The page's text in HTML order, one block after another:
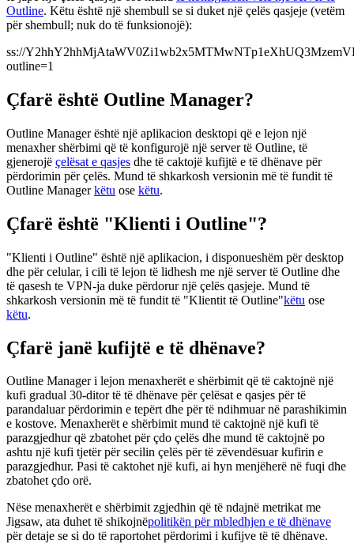
Outline. Këtu është një shembull se si duket një çelës qasjeje (vetëm
për shembull; nuk do të funksionojë):
ss://
outline=1
Çfarë është Outline Manager?
Outline Manager është një aplikacion desktopi që e lejon një
menaxher shërbimi që të konfigurojë një server të Outline, të
gjenerojë çelësat e qasjes dhe të caktojë kufijtë e të dhënave për
përdorimin për çelës. Mund të shkarkosh versionin më të fundit të
Outline Managerkëtu ose këtu.
Çfarë është "Klienti i Outline"?
"Klienti i Outline" është një aplikacion, i disponueshëm për desktop
dhe për celular, i cili të lejon të lidhesh me një server të Outline dhe
të qasesh te VPN-ja duke përdorur një çelës qasjeje. Mund të
shkarkosh versionin më të fundit të "Klientit të Outline"këtu ose
këtu.
Çfarë janë kufijtë e të dhënave?
Outline Manager i lejon menaxherët e shërbimit që të caktojnë një
kufi gradual 30-ditor të të dhënave për çelësat e qasjes për të
parandaluar përdorimin e tepërt dhe për të ndihmuar në parashikimin
e kostove. Menaxherët e shërbimit mund të caktojnë një kufi të
parazgjedhur që zbatohet për çdo çelës dhe mund të caktojnë po
ashtu një kufi tjetër për secilin çelës për të zëvendësuar kufirin e
parazgjedhur. Pasi të caktohet një kufi, ai hyn menjëherë në fuqi dhe
zbatohet çdo orë.
Nëse menaxherët e shërbimit zgjedhin që të ndajnë metrikat me
Jigsaw, ata duhet të shikojnëpolitikën për mbledhjen e të dhënave
për detaje se si do të raportohet përdorimi i kufijve të të dhënave.